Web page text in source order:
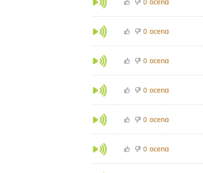
0
0 ocena
0 ocena
0 ocena
0 ocena
0 ocena